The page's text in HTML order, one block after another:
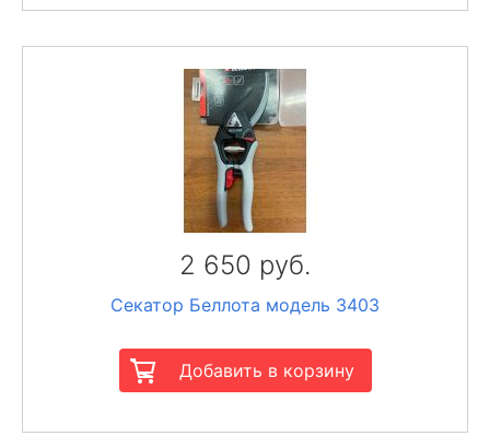
2 650 руб.
Секатор Беллота модель 3403